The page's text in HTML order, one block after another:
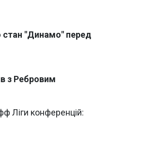
стан "Динамо" перед
з Ребровим
Ліги конференцій: